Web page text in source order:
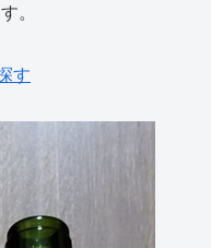
。
す